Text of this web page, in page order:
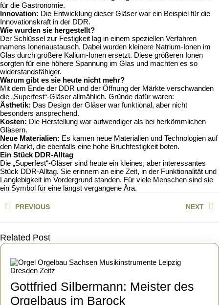
für die Gastronomie.
Innovation: Die Entwicklung dieser Gläser war ein Beispiel für die
Innovationskraft in der DDR.
Wie wurden sie hergestellt?
Der Schlüssel zur Festigkeit lag in einem speziellen Verfahren
namens Ionenaustausch. Dabei wurden kleinere Natrium-Ionen im
Glas durch größere Kalium-Ionen ersetzt. Diese größeren Ionen
sorgten für eine höhere Spannung im Glas und machten es so
widerstandsfähiger.
Warum gibt es sie heute nicht mehr?
Mit dem Ende der DDR und der Öffnung der Märkte verschwanden
die „Superfest“-Gläser allmählich. Gründe dafür waren:
Ästhetik: Das Design der Gläser war funktional, aber nicht
besonders ansprechend.
Kosten: Die Herstellung war aufwendiger als bei herkömmlichen
Gläsern.
Neue Materialien: Es kamen neue Materialien und Technologien auf
den Markt, die ebenfalls eine hohe Bruchfestigkeit boten.
Ein Stück DDR-Alltag
Die „Superfest“-Gläser sind heute ein kleines, aber interessantes
Stück DDR-Alltag. Sie erinnern an eine Zeit, in der Funktionalität und
Langlebigkeit im Vordergrund standen. Für viele Menschen sind sie
ein Symbol für eine längst vergangene Ära.
PREVIOUS
post:
NEXT
Related Post
Gottfried Silbermann: Meister des
Orgelbaus im Barock